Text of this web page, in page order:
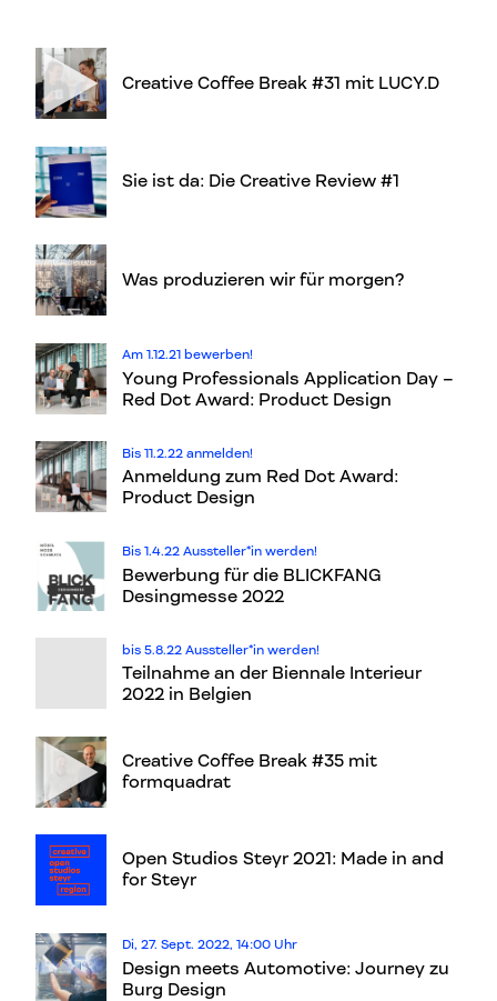
Creative Coffee Break #31 mit LUCY.D
Sie ist da: Die Creative Review #1
Was produzieren wir für morgen?
Am 1.12.21 bewerben!
Young Professionals Application Day –
Red Dot Award: Product Design
Bis 11.2.22 anmelden!
Anmeldung zum Red Dot Award:
Product Design
Bis 1.4.22 Aussteller*in werden!
Bewerbung für die BLICKFANG
Desingmesse 2022
bis 5.8.22 Aussteller*in werden!
Teilnahme an der Biennale Interieur
2022 in Belgien
Creative Coffee Break #35 mit
formquadrat
Open Studios Steyr 2021: Made in and
for Steyr
Di, 27. Sept. 2022, 14:00 Uhr
Design meets Automotive: Journey zu
Burg Design